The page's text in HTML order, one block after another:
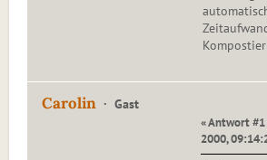
Carolin Gast
« Antwort #1
2000,